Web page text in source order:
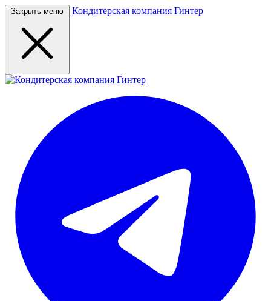
Закрыть меню Кондитерская компания Гинтер